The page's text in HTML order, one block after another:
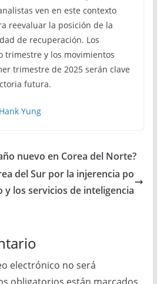
ven en este contexto
reevaluar la posición de la
de recuperación. Los
trimestre y los movimientos
trimestre de 2025 serán clave
futura.
Hank Yung
nuevo en Corea del Norte?
del Sur por la injerencia po
y los servicios de inteligencia
electrónico no será